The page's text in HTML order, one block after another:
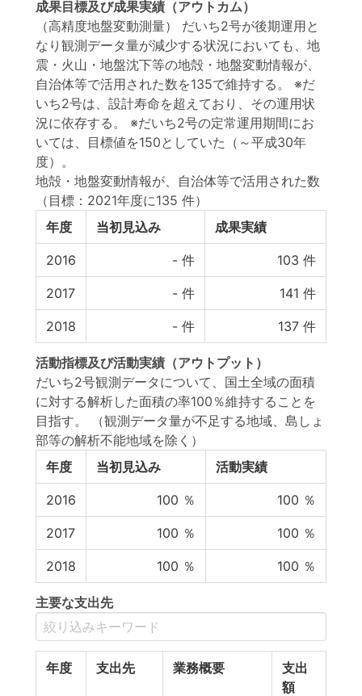
成果目標及び成果実績 （アウトカム）
（高精度地盤変動測量） だいち2号が後期運用と
なり観測データ量が減少する状況においても、地
震・火山・地盤沈下等の地殻・地盤変動情報が、
自治体等で活用された数を135で維持する。 ※だ
いち2号は、設計寿命を超えており、その運用状
況に依存する。 ※だいち2号の定常運用期間にお
いては、目標値を150としていた（～平成30年
度）。
地殻・地盤変動情報が、自治体等で活用された数
（目標：2021年度に135 件）
年度
当初見込み 成果実績
2016 - 件 103 件
2017 - 件 141 件
2018 - 件 137 件
活動指標及び活動実績 （アウトプット）
だいち2号観測データについて、国土全域の面積
に対する解析した面積の率100％維持することを
目指す。 （観測データ量が不足する地域、島しょ
部等の解析不能地域を除く）
年度
当初見込み 活動実績
2016 100 ％ 100 ％
2017 100 ％ 100 ％
2018 100 ％ 100 ％
主要な支出先
年度 支出先 業務概要
支出
額